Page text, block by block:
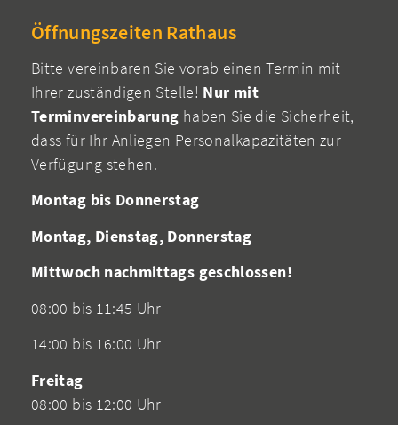
Öffnungszeiten Rathaus
Bitte vereinbaren Sie vorab einen Termin mit
Ihrer zuständigen Stelle! Nur mit
Terminvereinbarung haben Sie die Sicherheit,
dass für Ihr Anliegen Personalkapazitäten zur
Verfügung stehen.
Montag bis Donnerstag
Montag, Dienstag, Donnerstag
Mittwoch nachmittags geschlossen!
08:00 bis 11:45 Uhr
14:00 bis 16:00 Uhr
Freitag
08:00 bis 12:00 Uhr